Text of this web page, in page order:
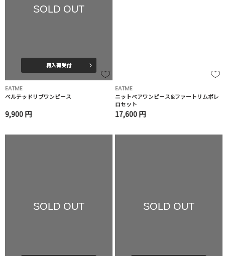
SOLD OUT
再入荷受付
EATME
ベルテッドリブワンピース
9,900 円
EATME
ニットベアワンピース&ファートリムボレ
ロセット
17,600 円
SOLD OUT SOLD OUT